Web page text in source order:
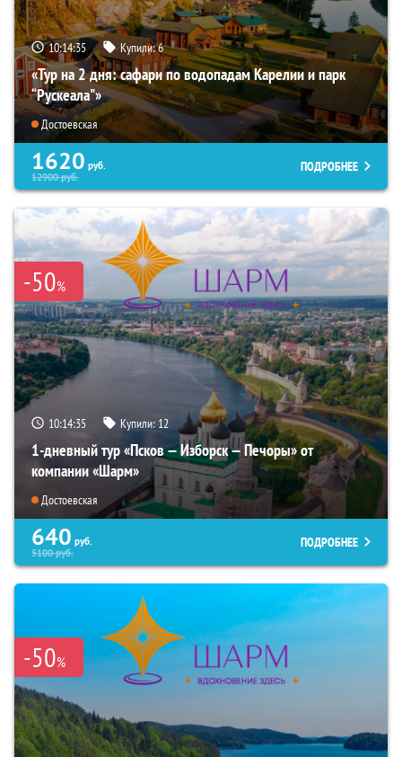
10:14:34 Купили:6
«Тур на 2 дня: сафари по водопадам Карелии и парк
“Рускеала"»
Достоевская
1620 руб.
12900руб.
ПОДРОБНЕЕ
-50%
10:14:34 Купили:12
1-дневный тур «Псков — Изборск — Печоры» от
компании «Шарм»
Достоевская
640 руб.
5100руб.
ПОДРОБНЕЕ
-50%